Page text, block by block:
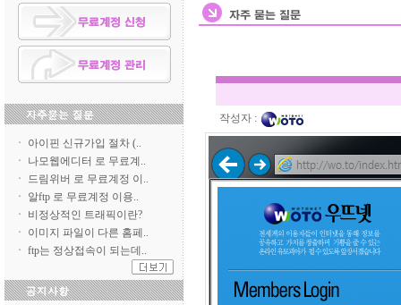
ㆍ 아이핀 신규가입 절차 (..
ㆍ 나모웹에디터 로 무료계..
ㆍ 드림위버 로 무료계정 이..
ㆍ 알ftp 로 무료계정 이용..
ㆍ 비정상적인 트래픽이란?
ㆍ 이미지 파일이 다른 홈페..
ㆍ ftp는 정상접속이 되는데..